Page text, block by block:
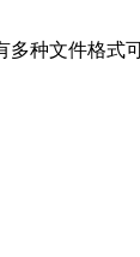
种文件格式